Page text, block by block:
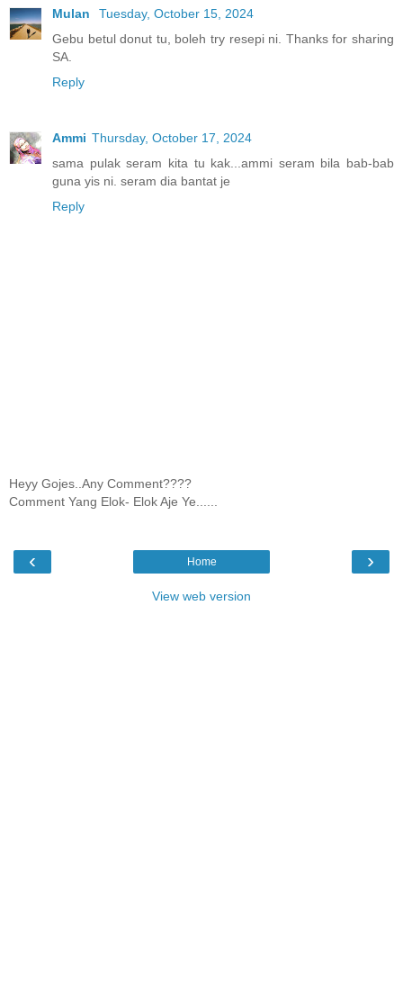
Mulan
Tuesday, October 15, 2024
Gebu betul donut tu, boleh try resepi ni. Thanks for sharing
SA.
Reply
Ammi Thursday, October 17, 2024
sama pulak seram kita tu kak...ammi seram bila bab-bab
guna yis ni. seram dia bantat je
Reply
Heyy Gojes..Any Comment????
Comment Yang Elok- Elok Aje Ye......
‹ ›
Home
View web version